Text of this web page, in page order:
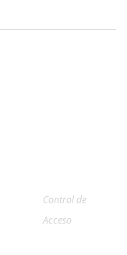
Control de
Acceso